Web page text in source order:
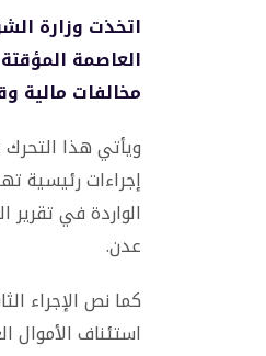
اتخذت وزارة
العاصمة
مخالفات مالية
ويأتي هذا
إجراءات رئيسية
الواردة في تقرير
عدن.
كما نص الإجراء
استئناف الأموال